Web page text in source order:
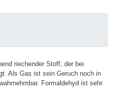
riechender Stoff, der bei
Als Gas ist sein Geruch noch in
Formaldehyd ist sehr